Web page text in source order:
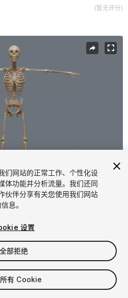
(暂无评分)
1/30
们网站的正常工作、个性化设
体功能并分析流量。我们还同
伙伴分享有关您使用我们网站
息。
设置
全部拒绝
有 Cookie